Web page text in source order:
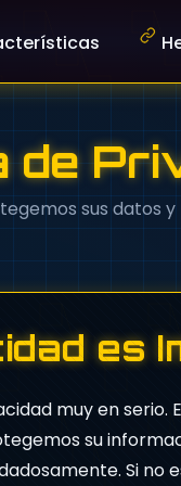
de
sus datos
es
muy en
su
Si no